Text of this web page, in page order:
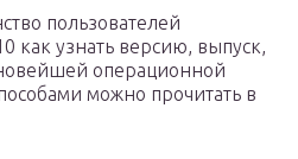
пользователей
как узнать версию, выпуск,
операционной
можно прочитать в